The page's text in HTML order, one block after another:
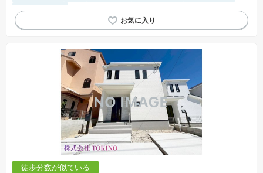
トイレ2個以上
徒歩分数が似ている